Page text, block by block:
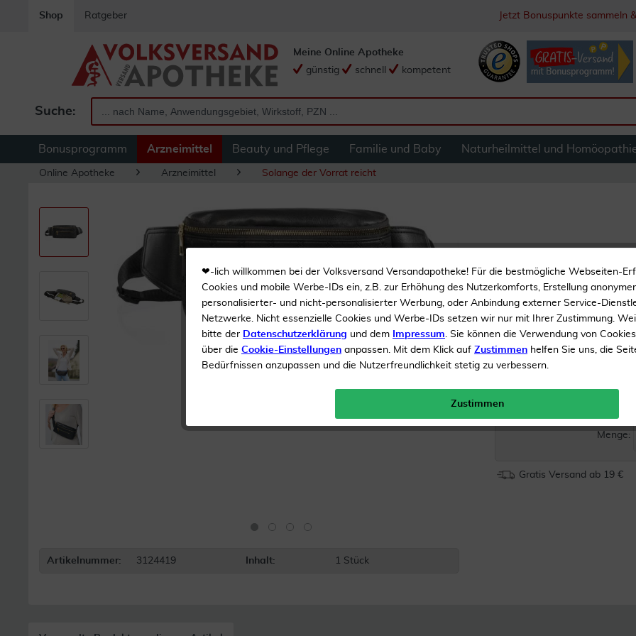
Shop Ratgeber Jetzt Bonuspunkte sammeln
Suche:
Meine Online Apotheke
günstig
schnell kompetent
Bonusprogramm Arzneimittel Beauty und Pflege Familie und Baby Naturheilmittel und
Online Apotheke Arzneimittel Solange der Vorrat reicht
Modische
Gürtel
Elegante und
als Alltagsbegleiter
Artikelnummer: 3124419 Inhalt: 1 Stück
Menge:
Gratis Versand ab 19 €
❤-lich willkommen bei der Volksversand Versandapotheke! Für die bestmögliche Webseiten-
Cookies und mobile Werbe-IDs ein, z.B. zur Erhöhung des Nutzerkomforts, Erstellung
personalisierter- und nicht-personalisierter Werbung, oder Anbindung externer Service-
Netzwerke. Nicht essenzielle Cookies und Werbe-IDs setzen wir nur mit Ihrer Zustimmung.
bitte der Datenschutzerklärung und dem Impressum. Sie können die Verwendung von Cookies
über die Cookie-Einstellungen anpassen. Mit dem Klick auf Zustimmen helfen Sie uns, die
Bedürfnissen anzupassen und die Nutzerfreundlichkeit stetig zu verbessern.
Zustimmen